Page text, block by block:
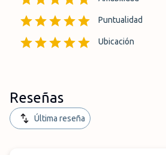
Puntualidad
Ubicación
Reseñas
Última reseña